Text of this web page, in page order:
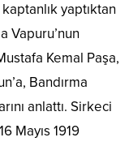
yaptıktan
Vapuru’nun
Kemal Paşa,
Bandırma
anlattı. Sirkeci
Mayıs 1919